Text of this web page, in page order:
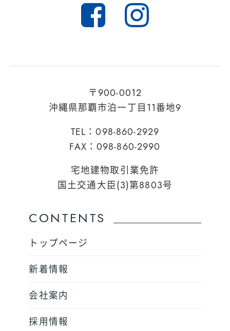
〒900-0012
沖縄県那覇市泊一丁目11番地9
TEL：098-860-2929
FAX：098-860-2990
宅地建物取引業免許
国土交通大臣(3)第8803号
CONTENTS
トップページ
新着情報
会社案内
採用情報